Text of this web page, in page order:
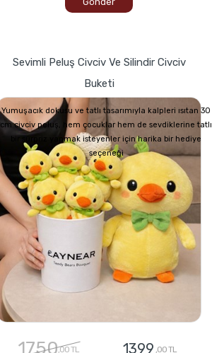
Sevimli Peluş Civciv Ve Silindir Civciv
Buketi
Yumuşacık dokusu ve tatlı tasarımıyla kalpleri ısıtan 30
cm civciv peluş, hem çocuklar hem de sevdiklerine tatlı
bir sürpriz yapmak isteyenler için harika bir hediye
seçeneği
1750,00 TL 1399 ,00 TL